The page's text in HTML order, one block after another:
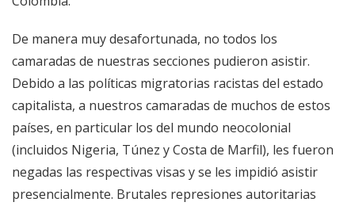
De manera muy desafortunada, no todos los
camaradas de nuestras secciones pudieron asistir.
Debido a las políticas migratorias racistas del estado
capitalista, a nuestros camaradas de muchos de estos
países, en particular los del mundo neocolonial
(incluidos Nigeria, Túnez y Costa de Marfil), les fueron
negadas las respectivas visas y se les impidió asistir
presencialmente. Brutales represiones autoritarias